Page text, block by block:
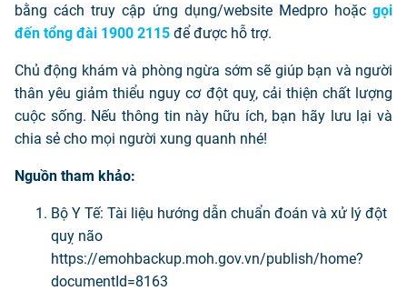
bằng cách truy cập ứng dụng/website Medpro hoặc gọi
đến tổng đài 1900 2115 để được hỗ trợ.
Chủ động khám và phòng ngừa sớm sẽ giúp bạn và người
thân yêu giảm thiểu nguy cơ đột quỵ, cải thiện chất lượng
cuộc sống. Nếu thông tin này hữu ích, bạn hãy lưu lại và
chia sẻ cho mọi người xung quanh nhé!
Nguồn tham khảo:
Bộ Y Tế: Tài liệu hướng dẫn chuẩn đoán và xử lý đột
quỵ não
https://emohbackup.moh.gov.vn/publish/home?
documentId=8163